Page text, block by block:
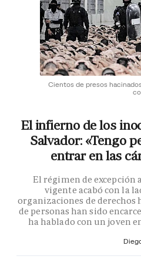
Cientos de presos
El infierno de los
Salvador: «Tengo
entrar en las
El régimen de excepción
vigente acabó con la
organizaciones de
de personas han sido
ha hablado con un joven